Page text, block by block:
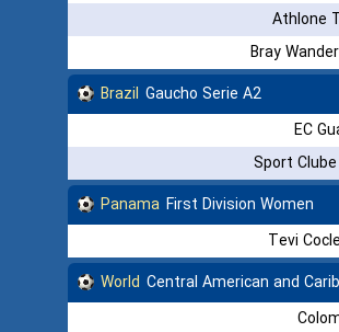
Athlone
Bray
Brazil Gaucho Serie A2
EC
Sport
Panama First Division Women
Tevi
World Central American and